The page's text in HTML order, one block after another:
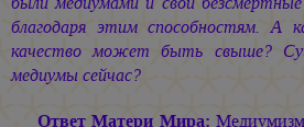
благодаря этим способностям. А
качество может быть свыше?
медиумы сейчас?
Ответ Матери Мира: